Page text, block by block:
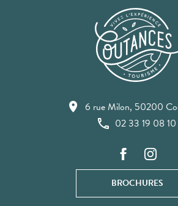
6 rue Milon, 50200
02 33 19 08 10
BROCHURES